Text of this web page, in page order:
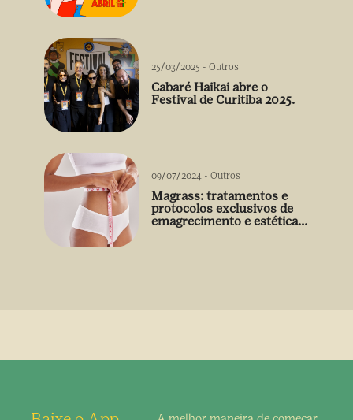
25/03/2025 - Outros
Cabaré Haikai abre o
Festival de Curitiba 2025.
09/07/2024 - Outros
Magrass: tratamentos e
protocolos exclusivos de
emagrecimento e estética